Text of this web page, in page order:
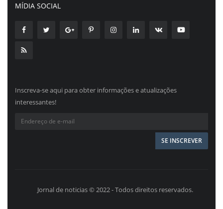
MÍDIA SOCIAL
Inscreva-se aqui para obter informações e atualizações
interessantes!
Jornal de noticias © 2022 - Todos direitos reservados.